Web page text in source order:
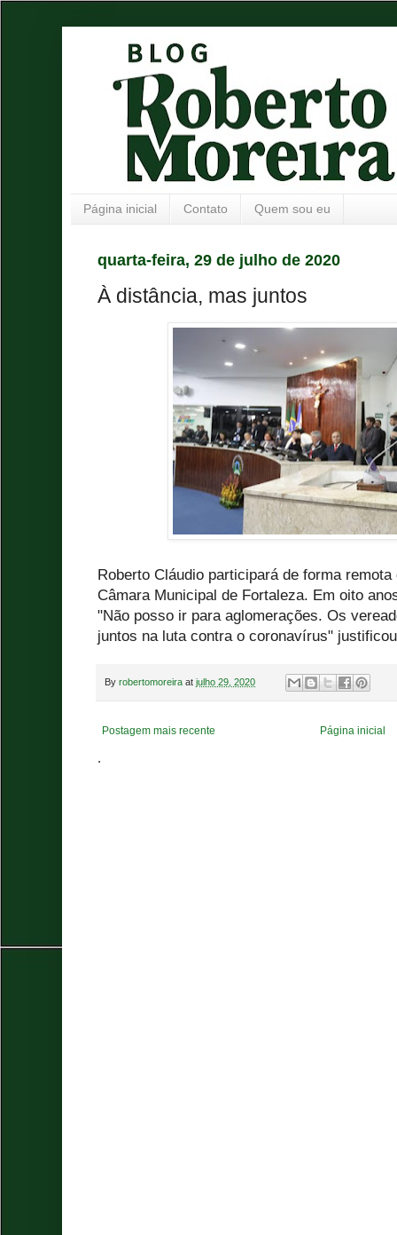
Página inicial Contato Quem sou eu
quarta-feira, 29 de julho de 2020
À distância, mas juntos
Roberto Cláudio participará de forma
Câmara Municipal de Fortaleza. Em oito
"Não posso ir para aglomerações. Os
juntos na luta contra o coronavírus"
By robertomoreira at julho 29, 2020
Postagem mais recente Página inicial
.